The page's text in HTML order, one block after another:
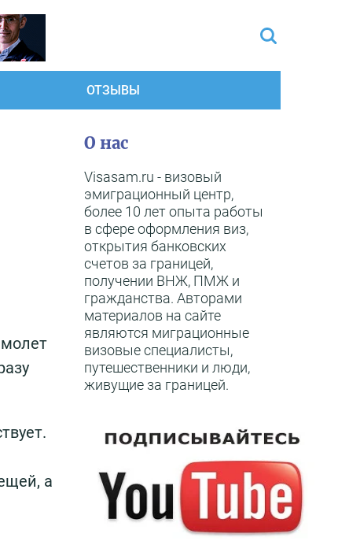
ОТЗЫВЫ
а
О нас
Visasam.ru - визовый
эмиграционный центр,
более 10 лет опыта работы
в сфере оформления виз,
открытия банковских
счетов за границей,
получении ВНЖ, ПМЖ и
гражданства. Авторами
материалов на сайте
являются миграционные
визовые специалисты,
путешественники и люди,
живущие за границей.